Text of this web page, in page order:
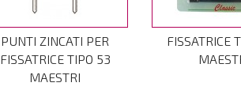
PUNTI ZINCATI PER
FISSATRICE TIPO 53
MAESTRI
FISSATRICE